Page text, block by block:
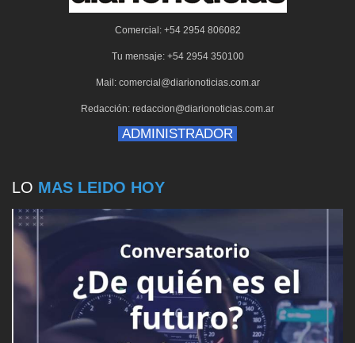
Comercial: +54 2954 806082
Tu mensaje: +54 2954 350100
Mail: comercial@diarionoticias.com.ar
Redacción: redaccion@diarionoticias.com.ar
ADMINISTRADOR
LO MAS LEIDO HOY